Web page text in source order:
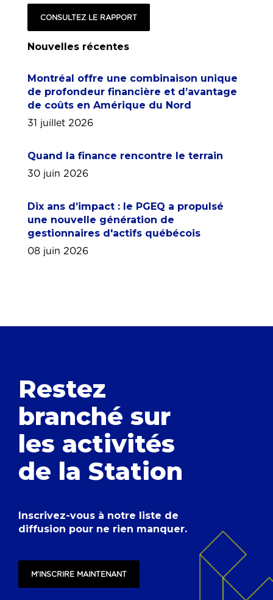
CONSULTEZ LE RAPPORT
Nouvelles récentes
Montréal offre une combinaison unique
de profondeur financière et d’avantage
de coûts en Amérique du Nord
31 juillet 2026
Quand la finance rencontre le terrain
30 juin 2026
Dix ans d’impact : le PGEQ a propulsé
une nouvelle génération de
gestionnaires d'actifs québécois
08 juin 2026
Restez
branché sur
les activités
de la Station
Inscrivez-vous à notre liste de
diffusion pour ne rien manquer.
M'INSCRIRE MAINTENANT